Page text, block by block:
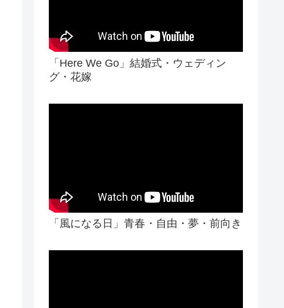
「Here We Go」結婚式・ウェディン
グ・花嫁
「風になる日」青春・自由・夢・前向き